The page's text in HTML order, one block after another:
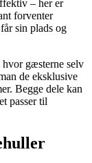
– her er
forventer
sin plads og
hvor gæsterne selv
de eksklusive
Begge dele kan
passer til